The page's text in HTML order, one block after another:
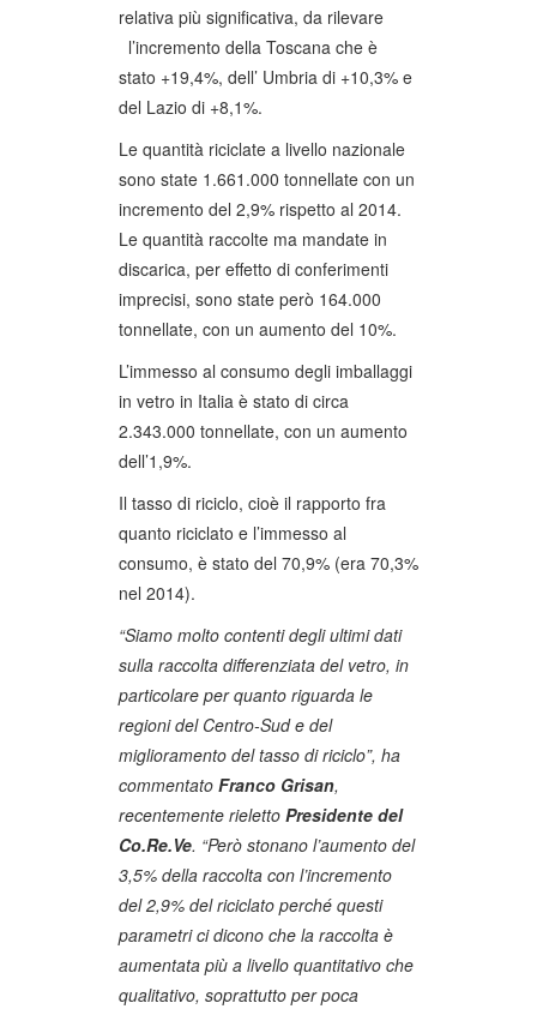
relativa più significativa, da rilevare
l’incremento della Toscana che è
stato +19,4%, dell’ Umbria di +10,3% e
del Lazio di +8,1%.
Le quantità riciclate a livello nazionale
sono state 1.661.000 tonnellate con un
incremento del 2,9% rispetto al 2014.
Le quantità raccolte ma mandate in
discarica, per effetto di conferimenti
imprecisi, sono state però 164.000
tonnellate, con un aumento del 10%.
L’immesso al consumo degli imballaggi
in vetro in Italia è stato di circa
2.343.000 tonnellate, con un aumento
dell’1,9%.
Il tasso di riciclo, cioè il rapporto fra
quanto riciclato e l’immesso al
consumo, è stato del 70,9% (era 70,3%
nel 2014).
“Siamo molto contenti degli ultimi dati
sulla raccolta differenziata del vetro, in
particolare per quanto riguarda le
regioni del Centro-Sud e del
miglioramento del tasso di riciclo”, ha
commentato Franco Grisan,
recentemente rieletto Presidente del
Co.Re.Ve. “Però stonano l’aumento del
3,5% della raccolta con l’incremento
del 2,9% del riciclato perché questi
parametri ci dicono che la raccolta è
aumentata più a livello quantitativo che
qualitativo, soprattutto per poca